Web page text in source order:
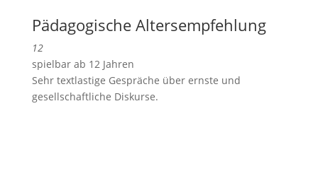
Pädagogische Altersempfehlung
12
spielbar ab 12 Jahren
Sehr textlastige Gespräche über ernste und
gesellschaftliche Diskurse.